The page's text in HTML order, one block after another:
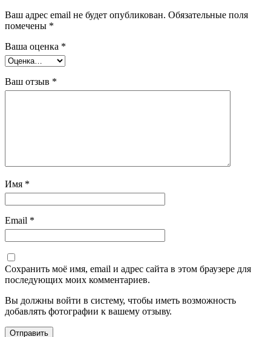
Ваш адрес email не будет опубликован. Обязательные поля
помечены *
Ваша оценка *
Ваш отзыв *
Имя *
Email *
Сохранить моё имя, email и адрес сайта в этом браузере для
последующих моих комментариев.
Вы должны войти в систему, чтобы иметь возможность
добавлять фотографии к вашему отзыву.